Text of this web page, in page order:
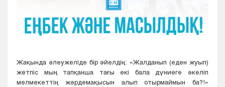
Шымкент
Жақында әлеужеліде бір әйелдің: «Жалданып (еден жуып)
жетпіс мың тапқанша тағы екі бала дүниеге әкеліп
мелмекеттің жәрдемақысын алып отырмаймын ба?!»